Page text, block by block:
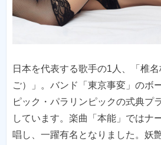
日本を代表する歌手の1人、「椎
ご）」。バンド「東京事変」のボ
ピック・パラリンピックの式典プ
しています。楽曲「本能」ではナ
唱し、一躍有名となりました。妖